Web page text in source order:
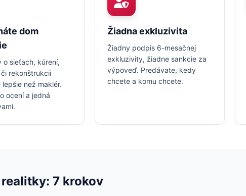
dom
o sieťach, kúrení,
rekonštrukcii
než maklér.
ocení a jedná
Žiadna exkluzivita
Žiadny podpis 6-mesačnej
exkluzivity, žiadne sankcie za
výpoveď. Predávate, kedy
chcete a komu chcete.
7 krokov